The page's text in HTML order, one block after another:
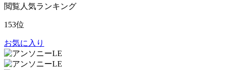
閲覧人気ランキング
153位
お気に入り